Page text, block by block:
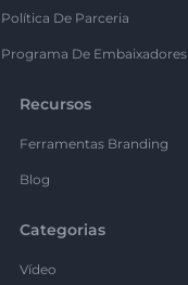
Política De Parceria
Programa De Embaixadores
Recursos
Ferramentas Branding
Blog
Categorias
Vídeo